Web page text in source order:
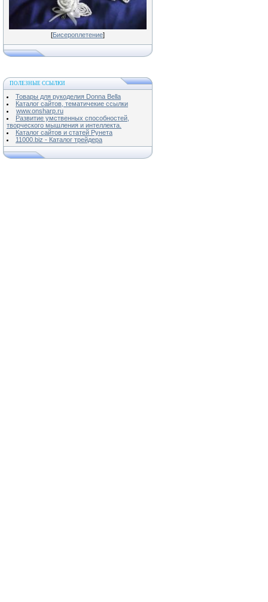
[Бисероплетение]
ПОЛЕЗНЫЕ ССЫЛКИ
Товары для рукоделия Donna Bella
Каталог сайтов, тематичекие ссылки
www.onsharp.ru
Развитие умственных способностей,
творческого мышления и интеллекта.
Каталог сайтов и статей Рунета
11000.biz - Каталог трейдера